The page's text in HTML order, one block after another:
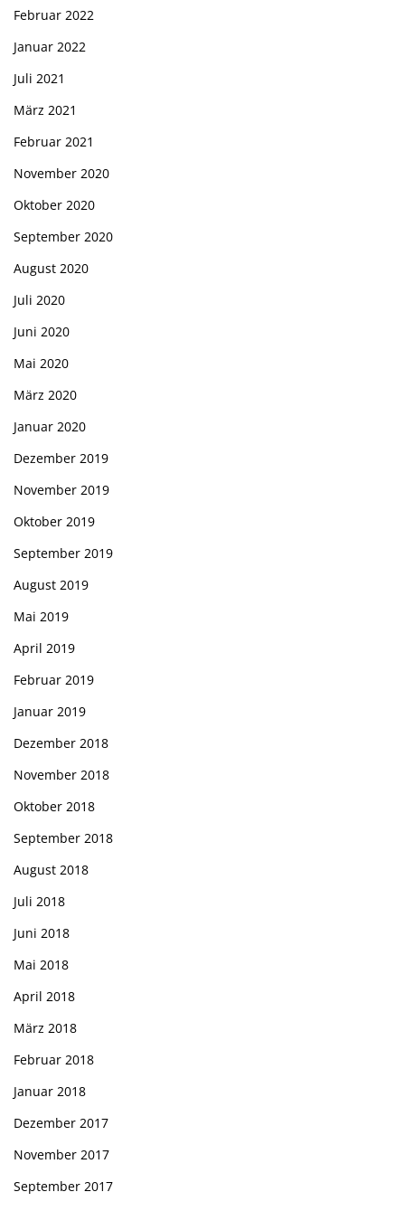
Februar 2022
Januar 2022
Juli 2021
März 2021
Februar 2021
November 2020
Oktober 2020
September 2020
August 2020
Juli 2020
Juni 2020
Mai 2020
März 2020
Januar 2020
Dezember 2019
November 2019
Oktober 2019
September 2019
August 2019
Mai 2019
April 2019
Februar 2019
Januar 2019
Dezember 2018
November 2018
Oktober 2018
September 2018
August 2018
Juli 2018
Juni 2018
Mai 2018
April 2018
März 2018
Februar 2018
Januar 2018
Dezember 2017
November 2017
September 2017